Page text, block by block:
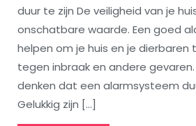
duur te zijn De veiligheid van je
onschatbare waarde. Een goed
helpen om je huis en je dierbaren
tegen inbraak en andere
denken dat een alarmsysteem
Gelukkig zijn […]